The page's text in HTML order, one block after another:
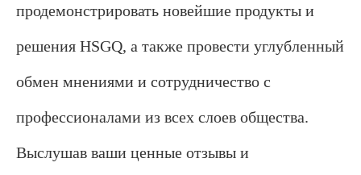
продемонстрировать новейшие продукты и
решения HSGQ, а также провести углубленный
обмен мнениями и сотрудничество с
профессионалами из всех слоев общества.
Выслушав ваши ценные отзывы и